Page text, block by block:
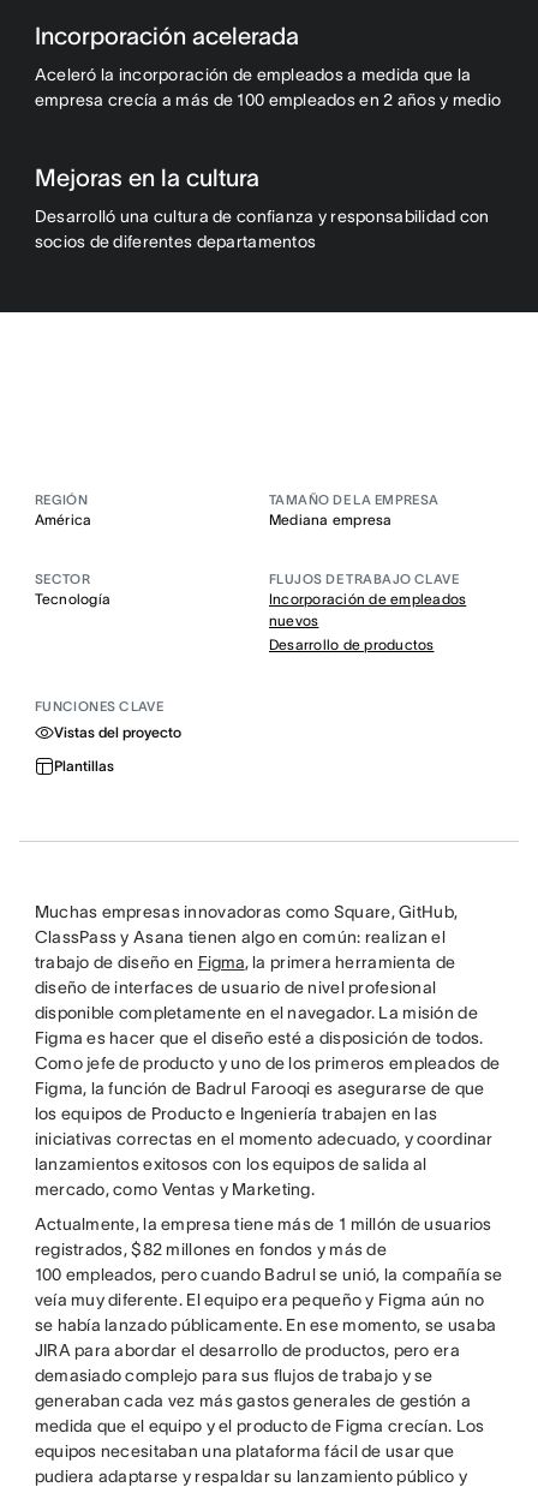
Incorporación acelerada
Aceleró la incorporación de empleados a medida que la
empresa crecía a más de 100 empleados en 2 años y medio
Mejoras en la cultura
Desarrolló una cultura de confianza y responsabilidad con
socios de diferentes departamentos
REGIÓN
América
TAMAÑO DE LA EMPRESA
Mediana empresa
SECTOR
Tecnología
FLUJOS DE TRABAJO CLAVE
Incorporación de empleados
nuevos
Desarrollo de productos
FUNCIONES CLAVE
Vistas del proyecto
Plantillas
Muchas empresas innovadoras como Square, GitHub,
ClassPass y Asana tienen algo en común: realizan el
trabajo de diseño en Figma, la primera herramienta de
diseño de interfaces de usuario de nivel profesional
disponible completamente en el navegador. La misión de
Figma es hacer que el diseño esté a disposición de todos.
Como jefe de producto y uno de los primeros empleados de
Figma, la función de Badrul Farooqi es asegurarse de que
los equipos de Producto e Ingeniería trabajen en las
iniciativas correctas en el momento adecuado, y coordinar
lanzamientos exitosos con los equipos de salida al
mercado, como Ventas y Marketing.
Actualmente, la empresa tiene más de 1 millón de usuarios
registrados, $82 millones en fondos y más de
100 empleados, pero cuando Badrul se unió, la compañía se
veía muy diferente. El equipo era pequeño y Figma aún no
se había lanzado públicamente. En ese momento, se usaba
JIRA para abordar el desarrollo de productos, pero era
demasiado complejo para sus flujos de trabajo y se
generaban cada vez más gastos generales de gestión a
medida que el equipo y el producto de Figma crecían. Los
equipos necesitaban una plataforma fácil de usar que
pudiera adaptarse y respaldar su lanzamiento público y